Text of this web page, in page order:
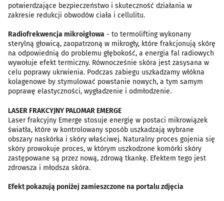
potwierdzające bezpieczeństwo i skuteczność działania w
zakresie redukcji obwodów ciała i cellulitu.
Radiofrekwencja mikroigłowa - to termolifting wykonany
sterylną głowicą, zaopatrzoną w mikrogły, które frakcjonują skórę
na odpowiednią do problemu głębokość, a energia fal radiowych
wywołuje efekt termiczny. Równocześnie skóra jest zasysana w
celu poprawy ukrwienia. Podczas zabiegu uszkadzamy włókna
kolagenowe by stymulować powstanie nowych, a tym samym
poprawę elastyczności, wygładzenie i odmłodzenie.
LASER FRAKCYJNY PALOMAR EMERGE
Laser frakcyjny Emerge stosuje energię w postaci mikrowiązek
światła, które w kontrolowany sposób uszkadzają wybrane
obszary naskórka i skóry właściwej. Naturalny proces gojenia się
skóry prowokuje proces, w którym uszkodzone komórki skóry
zastępowane są przez nową, zdrową tkankę. Efektem tego jest
zdrowsza i młodsza skóra.
Efekt pokazują poniżej zamieszczone na portalu zdjęcia